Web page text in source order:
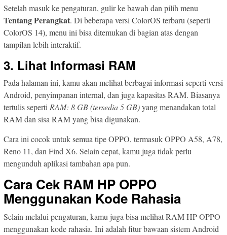
Setelah masuk ke pengaturan, gulir ke bawah dan pilih menu
Tentang Perangkat. Di beberapa versi ColorOS terbaru (seperti
ColorOS 14), menu ini bisa ditemukan di bagian atas dengan
tampilan lebih interaktif.
3. Lihat Informasi RAM
Pada halaman ini, kamu akan melihat berbagai informasi seperti versi
Android, penyimpanan internal, dan juga kapasitas RAM. Biasanya
tertulis seperti RAM: 8 GB (tersedia 5 GB)yang menandakan total
RAM dan sisa RAM yang bisa digunakan.
Cara ini cocok untuk semua tipe OPPO, termasuk OPPO A58, A78,
Reno 11, dan Find X6. Selain cepat, kamu juga tidak perlu
mengunduh aplikasi tambahan apa pun.
Cara Cek RAM HP OPPO
Menggunakan Kode Rahasia
Selain melalui pengaturan, kamu juga bisa melihat RAM HP OPPO
menggunakan kode rahasia. Ini adalah fitur bawaan sistem Android